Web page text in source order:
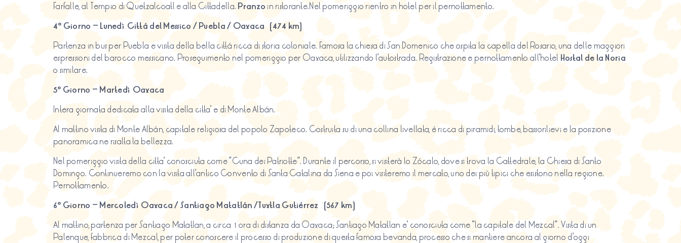
Farfalle, al Tempio di Quetzalcoatl e alla Cittadella. Pranzoin ristorante.Nel pomeriggio rientro in hotel per il pernottamento.
4º Giorno – Lunedì Cittá del Messico / Puebla / Oaxaca (474 km)
Partenza in bus per Puebla e visita della bella cittá ricca di storia coloniale. Famosa la chiesa di San Domenico che ospita la capella del Rosario, una delle maggiori
espressioni del barocco messicano. Proseguimento nel pomeriggio per Oaxaca, utilizzando l’autostrada. Registrazione e pernottamento all’hotel Hostal de la Noria
o similare.
5º Giorno – Martedì Oaxaca
Intera giornata dedicata alla visita della citta’ e di Monte Albán.
Al mattino visita di Monte Albán, capitale religiosa del popolo Zapoteco. Costruita su di una collina livellata, é ricca di piramidi, tombe, bassorilievi e la posizione
panoramica ne risalta la bellezza.
Nel pomeriggio visita della citta’ conosciuta come “Cuna dei Patriotte”. Durante il percorso, si visiterà lo Zócalo, dove si trova la Cattedrale, la Chiesa di Santo
Domingo. Continueremo con la visita all’antico Convento di Santa Catalina da Siena e poi visiteremo il mercato, uno dei più tipici che esistono nella regione.
Pernottamento.
6º Giorno – Mercoledì Oaxaca / Santiago Matatlán /Tuxtla Gutiérrez (567 km)
Al mattino, partenza per Santiago Matatlan, a circa 1 ora di distanza da Oaxaca; Santiago Matatlan e’ conosciuta come “la capitale del Mezcal”. Visita di un
Palenque, fabbrica di Mezcal, per poter conoscere il processo di produzione di questa famosa bevanda, processo che si mantiere ancora al giorno d’oggi